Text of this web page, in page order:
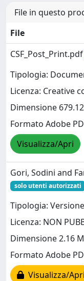
File in questo
File
CSF_Post_Print.pdf
Tipologia:
Licenza: Creative
Dimensione
Formato Adobe
Visualizza/Apri
Gori, Sodini and
solo utenti autorizzati
Tipologia:
Licenza: NON
Dimensione 2.16
Formato Adobe
Visualizza/Apri